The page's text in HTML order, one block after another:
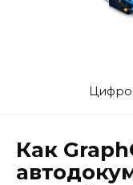
Как